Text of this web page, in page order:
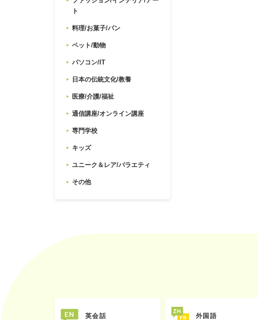
ト
料理/お菓子/パン
ペット/動物
パソコン/IT
日本の伝統文化/教養
医療/介護/福祉
通信講座/オンライン講座
専門学校
キッズ
ユニーク＆レア/バラエティ
その他
英会話 外国語